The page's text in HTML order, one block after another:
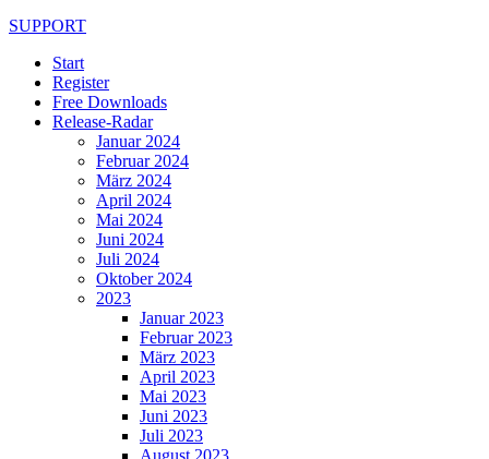
SUPPORT
Start
Register
Free Downloads
Release-Radar
Januar 2024
Februar 2024
März 2024
April 2024
Mai 2024
Juni 2024
Juli 2024
Oktober 2024
2023
Januar 2023
Februar 2023
März 2023
April 2023
Mai 2023
Juni 2023
Juli 2023
August 2023